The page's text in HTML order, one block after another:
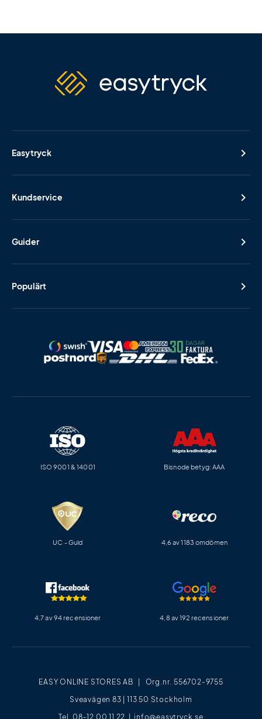
Easytryck
Kundservice
Guider
Populärt
EASY ONLINE STORES AB | Org.nr. 556702-9755
Sveavägen 83 | 113 50 Stockholm
Tel. 08-12 00 11 22 | info@easytryck.se
ISO 9001 & 14001 Bisnode betyg: AAA
UC - Guld 4,6 av 1183 omdömen
4,7 av 94 recensioner 4,8 av 192 recensioner